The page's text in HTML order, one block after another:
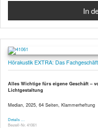
Hörakustik EXTRA: Das
Alles Wichtige fürs eigene Geschäft –
Lichtgestaltung
Median, 2025, 64 Seiten, Klammerheftung
Details …
Bestell-Nr. 41061